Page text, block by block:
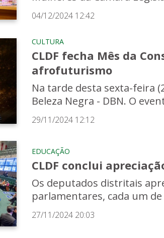
04/12/2024 12:42
CULTURA
CLDF fecha Mês da
afrofuturismo
Na tarde desta sexta-feira
Beleza Negra - DBN. O
29/11/2024 12:12
EDUCAÇÃO
CLDF conclui
Os deputados distritais
parlamentares, cada um
27/11/2024 20:03